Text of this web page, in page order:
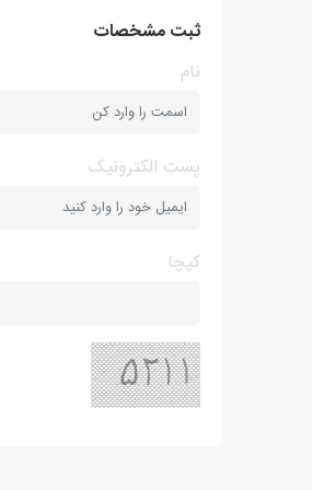
ثبت مشخصات
نام
پست الکترونیک
کپچا